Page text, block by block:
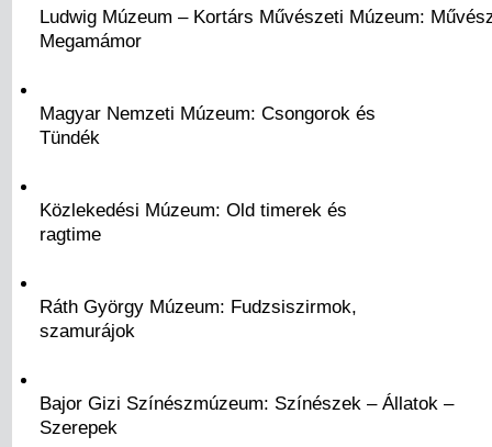
Ludwig Múzeum – Kortárs Művészeti Múzeum:
Megamámor
Magyar Nemzeti Múzeum: Csongorok és
Tündék
Közlekedési Múzeum: Old timerek és
ragtime
Ráth György Múzeum: Fudzsiszirmok,
szamurájok
Bajor Gizi Színészmúzeum: Színészek – Állatok –
Szerepek